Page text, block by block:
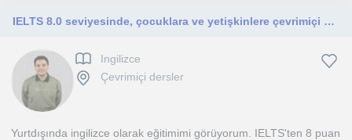
IELTS 8.0 seviyesinde, çocuklara ve yetişkinlere çevrimiçi özel İngilizce dersleri sunan, öğrenci odaklı ve sabırlı öğretmen.
Ingilizce
Çevrimiçi dersler
Yurtdışında ingilizce olarak eğitimimi görüyorum. IELTS'ten 8 puan